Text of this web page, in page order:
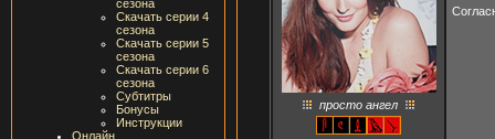
сезона
Скачать серии 4
сезона
Скачать серии 5
сезона
Скачать серии 6
сезона
Субтитры
Бонусы
Инструкции
Онлайн
просто ангел